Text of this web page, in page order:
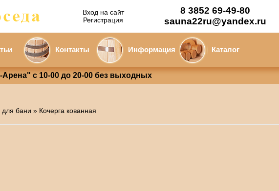
Вход на сайт
Регистрация
8 3852 69-49-80
sauna22ru@yandex.ru
Контакты Информация Каталог
Арена" с 10-00 до 20-00 без выходных
бани » Кочерга кованная